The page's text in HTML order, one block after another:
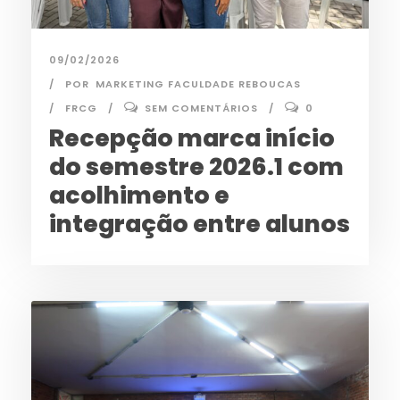
09/02/2026
POR MARKETING FACULDADE REBOUCAS
FRCG
SEM COMENTÁRIOS 0
Recepção marca início
do semestre 2026.1 com
acolhimento e
integração entre alunos